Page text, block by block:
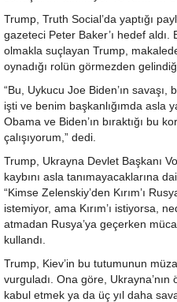
Trump, Truth Social’da yaptığı
gazeteci Peter Baker’ı hedef aldı.
olmakla suçlayan Trump, makalede
oynadığı rolün görmezden
“Bu, Uykucu Joe Biden’ın
işti ve benim başkanlığımda asla
Obama ve Biden’ın bıraktığı bu
çalışıyorum,” dedi.
Trump, Ukrayna Devlet Başkanı
kaybını asla tanımayacaklarına
“Kimse Zelenskiy’den Kırım’ı
istemiyor, ama Kırım’ı istiyorsa,
atmadan Rusya’ya geçerken
kullandı.
Trump, Kiev’in bu tutumunun
vurguladı. Ona göre, Ukrayna’nın
kabul etmek ya da üç yıl daha